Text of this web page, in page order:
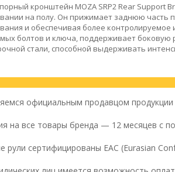
кронштейн MOZA SRP2 Rear Support
на полу. Он прижимает заднюю часть
и обеспечивая более
болтов и ключа, поддерживает боковую
стали, способной выдерживать
официальным продавцом продукции
на все товары бренда — 12 месяцев с
рули сертифицированы EAC (Eurasian